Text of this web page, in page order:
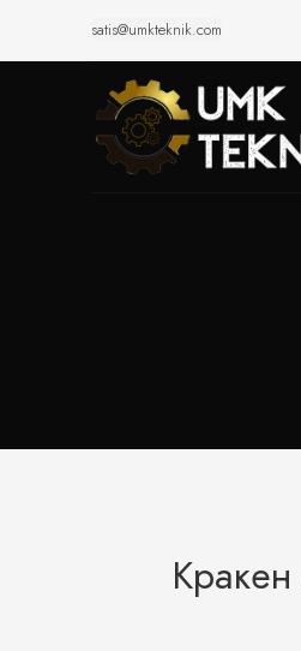
satis@umkteknik.com